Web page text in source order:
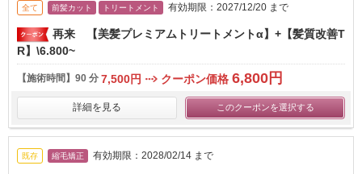
全て 前髪カット トリートメント 有効期限：2027/12/20 まで
再来 【美髪プレミアムトリートメントα】+【髪質改善T
R】\6.800~
【施術時間】 90 分 7,500円 クーポン価格 6,800円
詳細を見る このクーポンを選択する
既存 縮毛矯正 有効期限：2028/02/14 まで